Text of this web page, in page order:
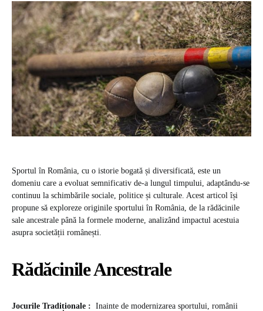
Sportul în România, cu o istorie bogată și diversificată, este un
domeniu care a evoluat semnificativ de-a lungul timpului, adaptându-se
continuu la schimbările sociale, politice și culturale. Acest articol își
propune să exploreze originile sportului în România, de la rădăcinile
sale ancestrale până la formele moderne, analizând impactul acestuia
asupra societății românești.
Rădăcinile Ancestrale
Jocurile Tradiționale : Inainte de modernizarea sportului, românii